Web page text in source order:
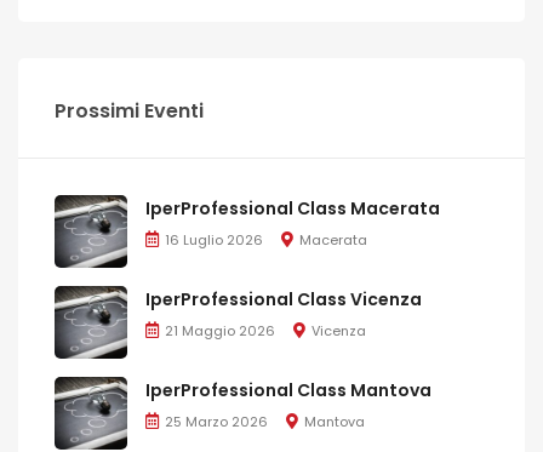
Prossimi Eventi
IperProfessional Class Macerata
16 Luglio 2026 Macerata
IperProfessional Class Vicenza
21 Maggio 2026 Vicenza
IperProfessional Class Mantova
25 Marzo 2026 Mantova